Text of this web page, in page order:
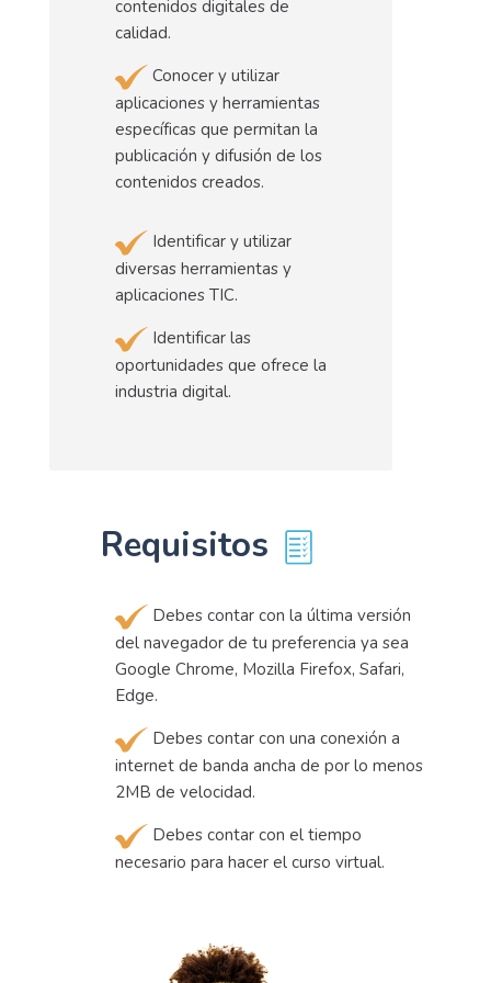
contenidos digitales de
calidad.
Conocer y utilizar
aplicaciones y herramientas
específicas que permitan la
publicación y difusión de los
contenidos creados.
Identificar y utilizar
diversas herramientas y
aplicaciones TIC.
Identificar las
oportunidades que ofrece la
industria digital.
Requisitos
Debes contar con la última versión
del navegador de tu preferencia ya sea
Google Chrome, Mozilla Firefox, Safari,
Edge.
Debes contar con una conexión a
internet de banda ancha de por lo menos
2MB de velocidad.
Debes contar con el tiempo
necesario para hacer el curso virtual.